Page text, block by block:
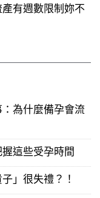
有週數限制妳不
為什麼備孕會流
這些受孕時間
」很失禮？！